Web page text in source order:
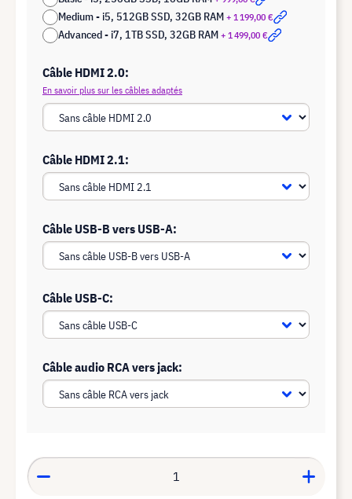
Medium - i5, 512GB SSD, 32GB RAM + 1 199,00 €
Advanced - i7, 1TB SSD, 32GB RAM + 1 499,00 €
Câble HDMI 2.0:
En savoir plus sur les câbles adaptés
Câble HDMI 2.1:
Câble USB-B vers USB-A:
Câble USB-C:
Câble audio RCA vers jack: